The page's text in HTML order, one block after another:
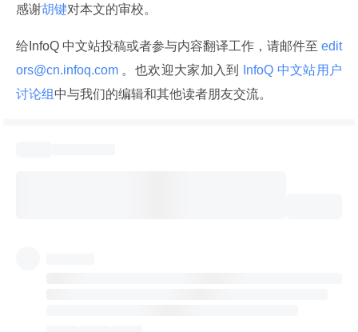
感谢胡键对本文的审校。
给InfoQ 中文站投稿或者参与内容翻译工作，请邮件至 edit
ors@cn.infoq.com 。也欢迎大家加入到
InfoQ 中文站用户
讨论组 中与我们的编辑和其他读者朋友交流。